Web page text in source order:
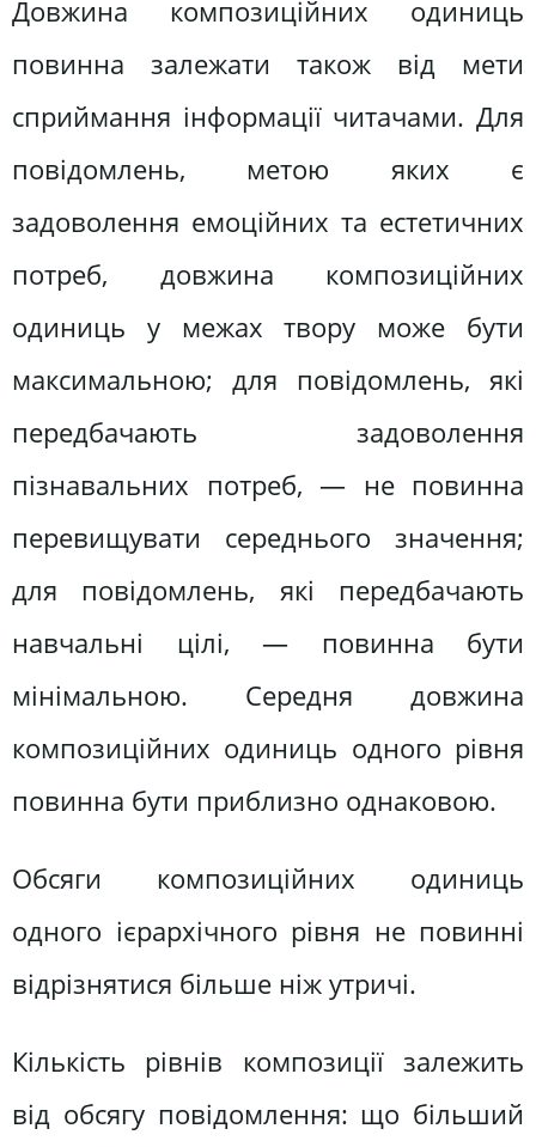
Довжина композиційних одиниць
повинна залежати також від мети
сприймання інформації читачами. Для
повідомлень, метою яких є
задоволення емоційних та естетичних
потреб, довжина композиційних
одиниць у межах твору може бути
максимальною; для повідомлень, які
передбачають задоволення
пізнавальних потреб, — не повинна
перевищувати середнього значення;
для повідомлень, які передбачають
навчальні цілі, — повинна бути
мінімальною. Середня довжина
композиційних одиниць одного рівня
повинна бути приблизно однаковою.
Обсяги композиційних одиниць
одного ієрархічного рівня не повинні
відрізнятися більше ніж утричі.
Кількість рівнів композиції залежить
від обсягу повідомлення: що більший